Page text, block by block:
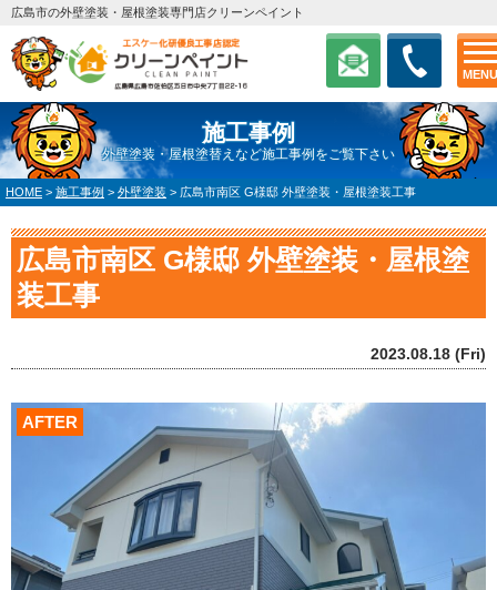
MENU
広島市の外壁塗装・屋根塗装専門店クリーンペイント
施工事例
外壁塗装・屋根塗替えなど施工事例をご覧下さい
HOME > 施工事例 > 外壁塗装 > 広島市南区 G様邸 外壁塗装・屋根塗装工事
広島市南区 G様邸 外壁塗装・屋根塗
装工事
2023.08.18 (Fri)
AFTER